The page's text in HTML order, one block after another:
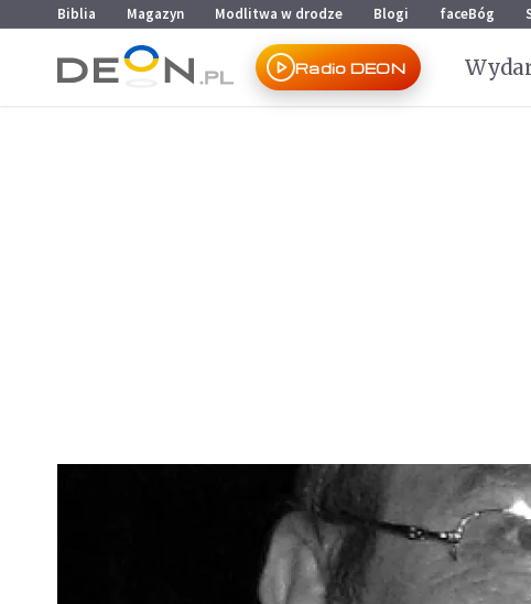
Przejdź do menu głównego
Przejdź do treści
Biblia Magazyn Modlitwa w drodze Blogi faceBóg
Radio DEON